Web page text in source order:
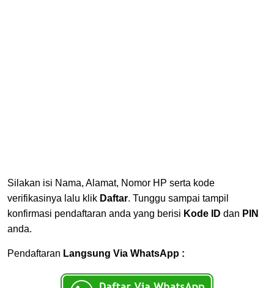
Silakan isi Nama, Alamat, Nomor HP serta kode
verifikasinya lalu klik Daftar. Tunggu sampai tampil
konfirmasi pendaftaran anda yang berisi Kode ID dan PIN
anda.
Pendaftaran Langsung Via WhatsApp :